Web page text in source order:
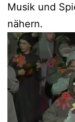
Musik und
nähern.